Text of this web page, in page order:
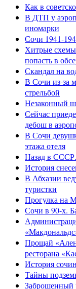
Как в
В ДТП у
иномарки
Сочи 1941-
Хитрые
попасть в
Скандал на
В Сочи из-за
стрельбой
Незаконный
Сейчас
дебош в
В Сочи
этажа отеля
Назад в
История
В Абхазии
туристки
Прогулка на
Сочи в 90-х.
Прощай
ресторана
История
Тайны
Заброшенный